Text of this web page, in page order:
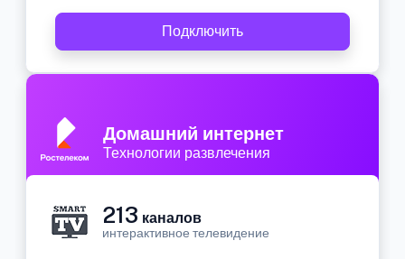
Подключить
Домашний интернет
Технологии развлечения
213 каналов
интерактивное телевидение